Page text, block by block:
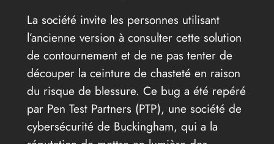
La société invite les personnes utilisant
l’ancienne version à consulter cette solution
de contournement et de ne pas tenter de
découper la ceinture de chasteté en raison
du risque de blessure. Ce bug a été repéré
par Pen Test Partners (PTP), une société de
cybersécurité de Buckingham, qui a la